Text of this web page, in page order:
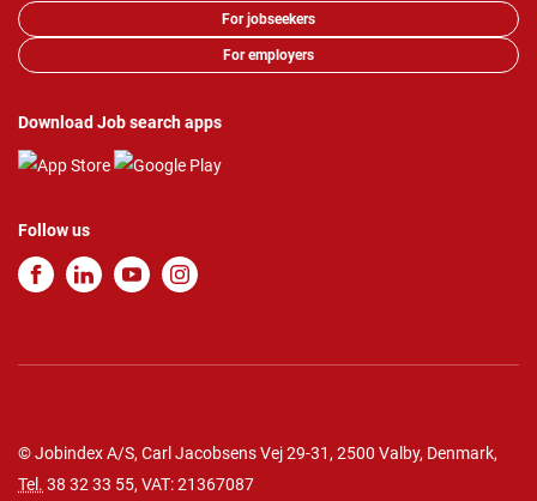
For jobseekers
For employers
Download Job search apps
Follow us
© Jobindex A/S, Carl Jacobsens Vej 29-31, 2500 Valby, Denmark,
Tel. 38 32 33 55, VAT: 21367087